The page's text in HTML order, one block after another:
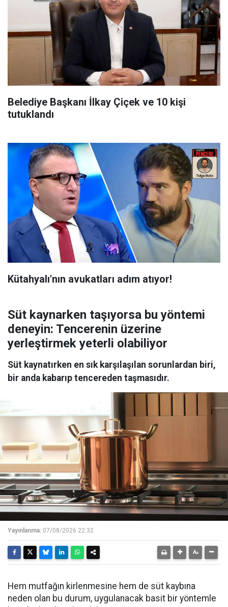
Belediye Başkanı İlkay Çiçek ve 10 kişi
tutuklandı
Kütahyalı'nın avukatları adım atıyor!
Süt kaynarken taşıyorsa bu yöntemi
deneyin: Tencerenin üzerine
yerleştirmek yeterli olabiliyor
Süt kaynatırken en sık karşılaşılan sorunlardan biri,
bir anda kabarıp tencereden taşmasıdır.
Yayınlanma: 07/08/2026 22:32
Hem mutfağın kirlenmesine hem de süt kaybına
neden olan bu durum, uygulanacak basit bir yöntemle